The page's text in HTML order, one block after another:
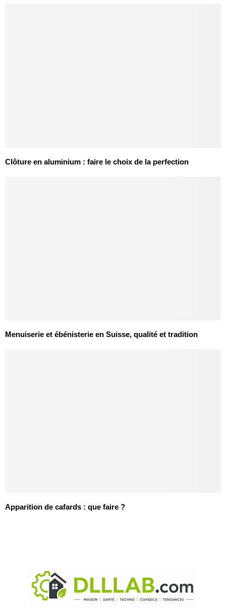
Clôture en aluminium : faire le choix de la perfection
Menuiserie et ébénisterie en Suisse, qualité et tradition
Apparition de cafards : que faire ?